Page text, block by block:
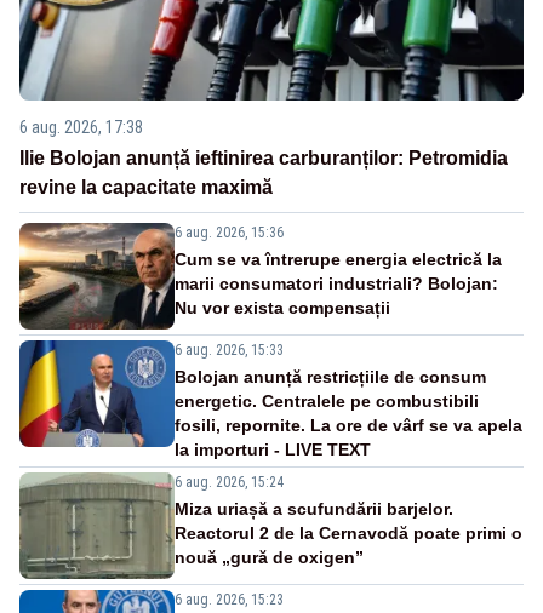
6 aug. 2026, 17:38
Ilie Bolojan anunță ieftinirea carburanților: Petromidia
revine la capacitate maximă
6 aug. 2026, 15:36
Cum se va întrerupe energia electrică la
marii consumatori industriali? Bolojan:
Nu vor exista compensații
6 aug. 2026, 15:33
Bolojan anunță restricțiile de consum
energetic. Centralele pe combustibili
fosili, repornite. La ore de vârf se va apela
la importuri - LIVE TEXT
6 aug. 2026, 15:24
Miza uriașă a scufundării barjelor.
Reactorul 2 de la Cernavodă poate primi o
nouă „gură de oxigen”
6 aug. 2026, 15:23